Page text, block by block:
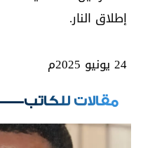
إطلاق النار.
24 يونيو 2025م
مقالات للكاتب